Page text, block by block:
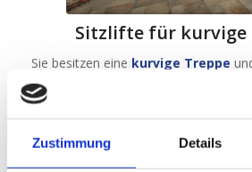
Zustimmung Details
Sitzlifte für kurvige
Sie besitzen eine kurvige Treppe
gewohnte Lebensqualität